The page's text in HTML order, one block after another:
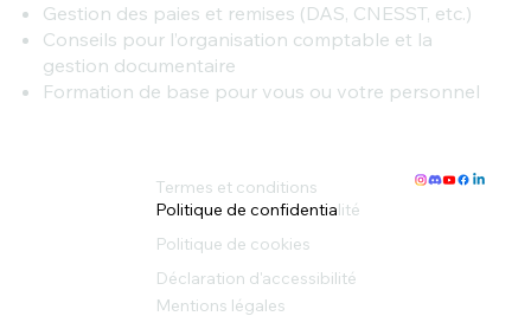
Gestion des paies et remises (DAS, CNESST, etc.)
Conseils pour l’organisation comptable et la
gestion documentaire
Formation de base pour vous ou votre personnel
Termes et conditions
Politique de confidentialité
Politique de cookies
Déclaration d'accessibilité
Mentions légales